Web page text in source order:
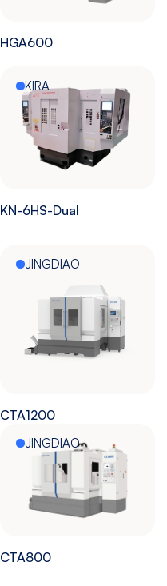
HGA600
KIRA
KN-6HS-Dual
JINGDIAO
CTA1200
JINGDIAO
CTA800